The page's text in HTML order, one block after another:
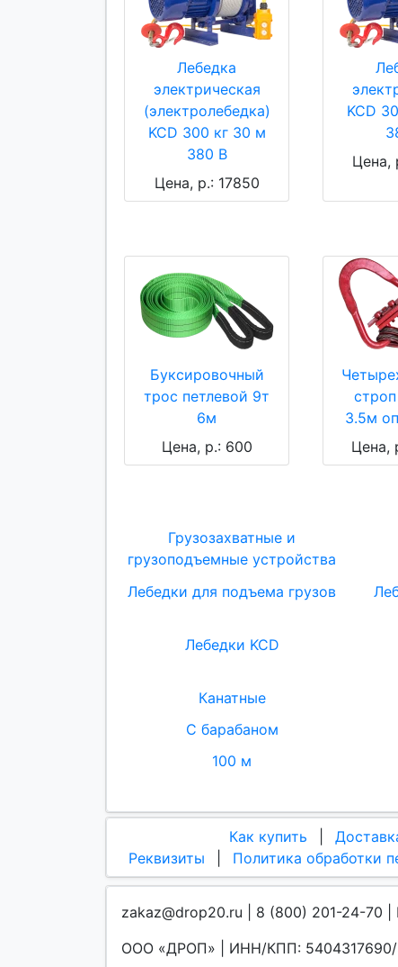
Лебедка
электрическая
(электролебедка)
KCD 300 кг 30 м
380 В
Цена, р.: 17850
KCD
Цена,
Буксировочный
трос петлевой 9т
6м
Цена, р.: 600
3.5м
Цена,
Грузозахватные и
грузоподъемные устройства
Лебедки для подъема грузов
Лебедки KCD
Канатные
С барабаном
100 м
Как купить
Реквизиты
Политика обработки
zakaz@drop20.ru | 8 (800) 201-24-70
ООО «ДРОП» | ИНН/КПП: 5404317690/